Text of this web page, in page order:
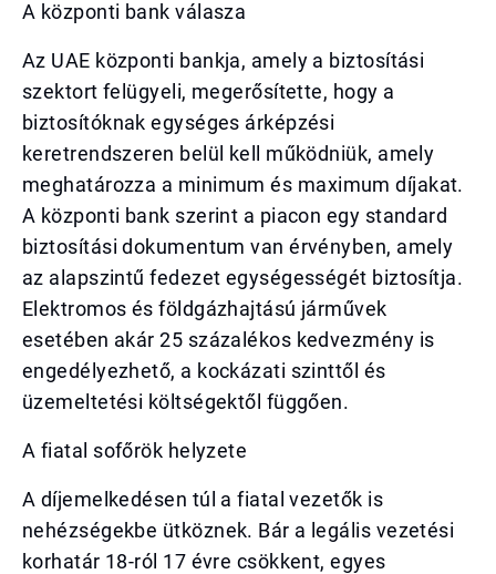
A központi bank válasza
Az UAE központi bankja, amely a biztosítási
szektort felügyeli, megerősítette, hogy a
biztosítóknak egységes árképzési
keretrendszeren belül kell működniük, amely
meghatározza a minimum és maximum díjakat.
A központi bank szerint a piacon egy standard
biztosítási dokumentum van érvényben, amely
az alapszintű fedezet egységességét biztosítja.
Elektromos és földgázhajtású járművek
esetében akár 25 százalékos kedvezmény is
engedélyezhető, a kockázati szinttől és
üzemeltetési költségektől függően.
A fiatal sofőrök helyzete
A díjemelkedésen túl a fiatal vezetők is
nehézségekbe ütköznek. Bár a legális vezetési
korhatár 18-ról 17 évre csökkent, egyes